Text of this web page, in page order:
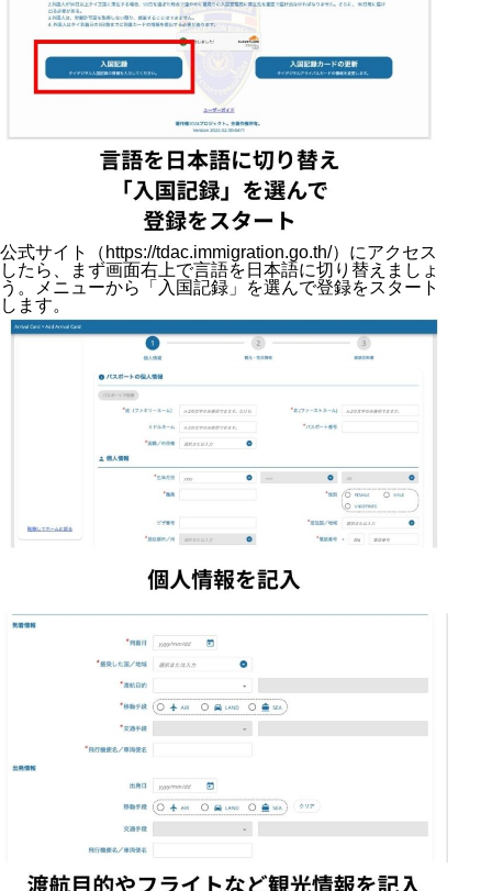
公式サイト（ https://tdac.immigration.go.th/）にアクセス
したら、まず画面右上で言語を日本語に切り替えましょ
う。メニューから「入国記録」を選んで登録をスタート
します。